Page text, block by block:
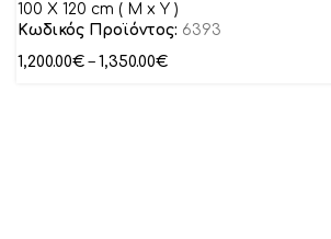
100 Χ 120 cm ( M x Y )
Κωδικός Προϊόντος: 6393
1,200.00€ – 1,350.00€